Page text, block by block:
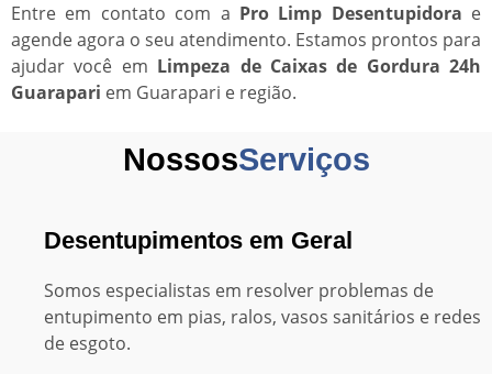
Entre em contato com a Pro Limp Desentupidora e
agende agora o seu atendimento. Estamos prontos para
ajudar você em Limpeza de Caixas de Gordura 24h
Guarapari em Guarapari e região.
NossosServiços
Desentupimentos em Geral
Somos especialistas em resolver problemas de
entupimento em pias, ralos, vasos sanitários e redes
de esgoto.